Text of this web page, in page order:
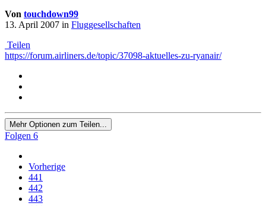
Von touchdown99
13. April 2007 in Fluggesellschaften
Teilen
https://forum.airliners.de/topic/37098-aktuelles-zu-ryanair/
Mehr Optionen zum Teilen...
Folgen 6
Vorherige
441
442
443